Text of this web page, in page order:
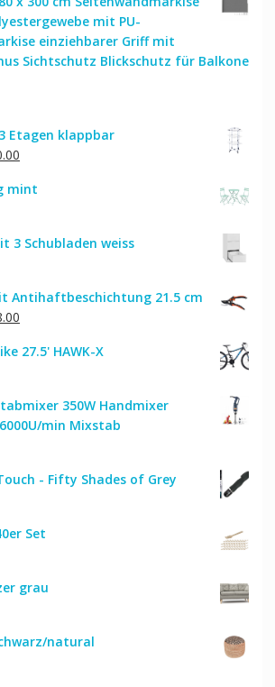
ist:
CHF 187.00.mit PU-
einziehbarer Griff mit
Sichtschutz Blickschutz für Balkone
Etagen klappbar
Aktueller
ist:
mint
3 Schubladen weiss
Antihaftbeschichtung 21.5 cm
Aktueller
ist:
27.5' HAWK-X
350W Handmixer
min Mixstab
- Fifty Shades of Grey
Set
grau
natural